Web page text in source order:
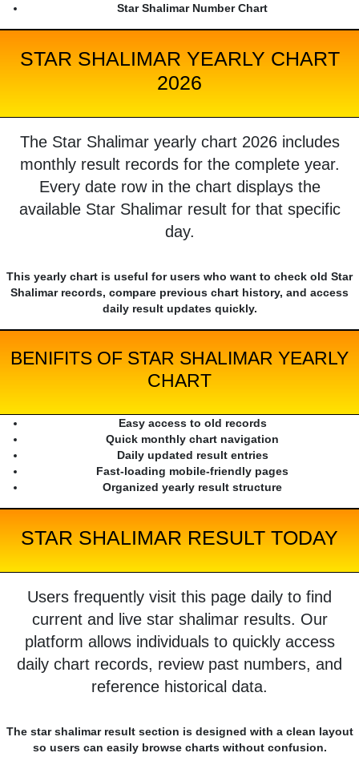
Star Shalimar Number Chart
STAR SHALIMAR YEARLY CHART
2026
The Star Shalimar yearly chart 2026 includes
monthly result records for the complete year.
Every date row in the chart displays the
available Star Shalimar result for that specific
day.
This yearly chart is useful for users who want to check old Star
Shalimar records, compare previous chart history, and access
daily result updates quickly.
BENIFITS OF STAR SHALIMAR YEARLY
CHART
Easy access to old records
Quick monthly chart navigation
Daily updated result entries
Fast-loading mobile-friendly pages
Organized yearly result structure
STAR SHALIMAR RESULT TODAY
Users frequently visit this page daily to find
current and live star shalimar results. Our
platform allows individuals to quickly access
daily chart records, review past numbers, and
reference historical data.
The star shalimar result section is designed with a clean layout
so users can easily browse charts without confusion.